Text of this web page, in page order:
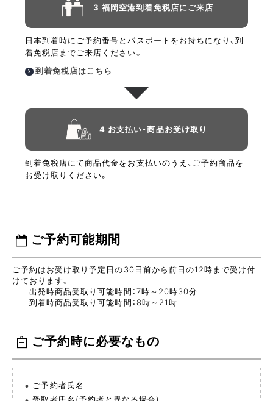
3 福岡空港到着免税店にご来店
日本到着時にご予約番号とパスポートをお持ちになり、到
着免税店までご来店ください。
到着免税店はこちら
4 お支払い・商品お受け取り
到着免税店にて商品代金をお支払いのうえ、ご予約商品を
お受け取りください。
ご予約可能期間
ご予約はお受け取り予定日の30日前から前日の12時まで受け付
けております。
出発時商品受取り可能時間：7時～20時30分
到着時商品受取り可能時間：8時～21時
ご予約時に必要なもの
ご予約者氏名